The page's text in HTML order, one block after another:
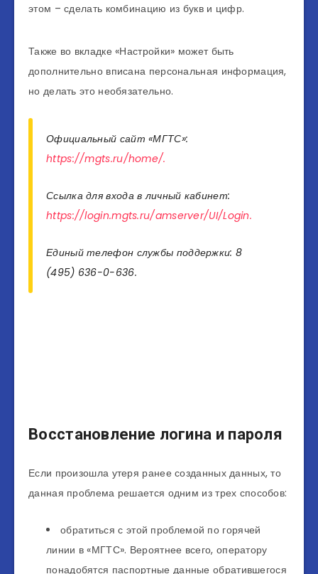
этом – сделать комбинацию из букв и цифр.
Также во вкладке «Настройки» может быть
дополнительно вписана персональная информация,
но делать это необязательно.
Официальный сайт «МГТС»:
https://mgts.ru/home/.
Ссылка для входа в личный кабинет:
https://login.mgts.ru/amserver/UI/Login.
Единый телефон службы поддержки: 8
(495) 636-0-636.
Восстановление логина и пароля
Если произошла утеря ранее созданных данных, то
данная проблема решается одним из трех способов:
обратиться с этой проблемой по горячей
линии в «МГТС». Вероятнее всего, оператору
понадобятся паспортные данные обратившегося